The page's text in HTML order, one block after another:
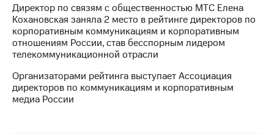
Директор по связям с общественностью МТС Елена
Кохановская заняла 2 место в рейтинге директоров по
корпоративным коммуникациям и корпоративным
отношениям России, став бесспорным лидером
телекоммуникационной отрасли
Организаторами рейтинга выступает Ассоциация
директоров по коммуникациям и корпоративным
медиа России